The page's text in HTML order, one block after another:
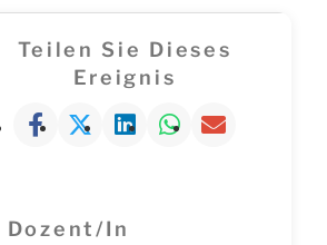
Teilen Sie Dieses
Ereignis
Dozent/in